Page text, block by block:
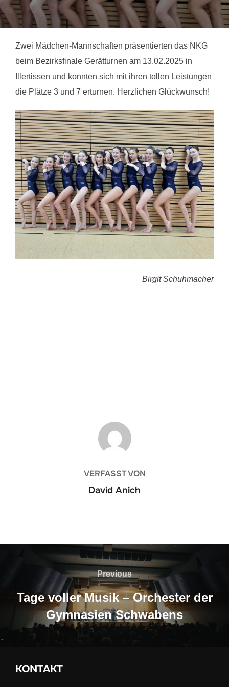
Zwei Mädchen-Mannschaften präsentierten das NKG
beim Bezirksfinale Gerätturnen am 13.02.2025 in
Illertissen und konnten sich mit ihren tollen Leistungen
die Plätze 3 und 7 erturnen. Herzlichen Glückwunsch!
Birgit Schuhmacher
BEITRAGSAUTOR
VERFASST VON
David Anich
Beitragsnavigation
Previous
Previous
Tage voller Musik – Orchester der
Gymnasien Schwabens
KONTAKT